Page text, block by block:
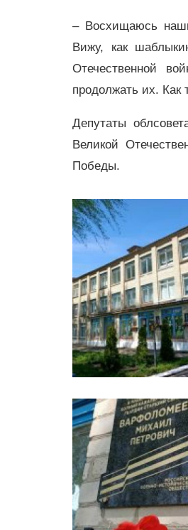
– Восхищаюсь
Вижу, как
Отечественной
продолжать их. Как
Депутаты
Великой
Победы.